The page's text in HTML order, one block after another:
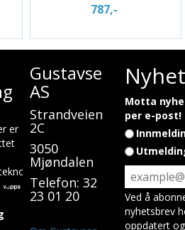
787,-
er
Gustavsen
AS
Strandveien
2C
3050
Mjøndalen
Telefon: 32
23 01 20
Motta
per e-post!
Ved å
nyhetsbrev
oppdatert